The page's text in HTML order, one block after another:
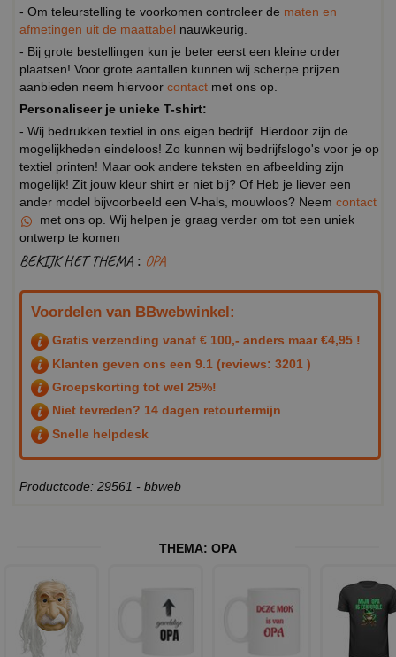
- Om teleurstelling te voorkomen controleer de maten en
afmetingen uit de maattabel nauwkeurig.
- Bij grote bestellingen kun je beter eerst een kleine order
plaatsen! Voor grote aantallen kunnen wij scherpe prijzen
aanbieden neem hiervoor contact met ons op.
Personaliseer je unieke T-shirt:
- Wij bedrukken textiel in ons eigen bedrijf. Hierdoor zijn de
mogelijkheden eindeloos! Zo kunnen wij bedrijfslogo's voor je op
textiel printen! Maar ook andere teksten en afbeelding zijn
mogelijk! Zit jouw kleur shirt er niet bij? Of Heb je liever een
ander model bijvoorbeeld een V-hals, mouwloos? Neem contact
met ons op. Wij helpen je graag verder om tot een uniek
ontwerp te komen
BEKIJK HET THEMA : OPA
Voordelen van BBwebwinkel:
Gratis verzending vanaf € 100,- anders maar €4,95 !
Klanten geven ons een 9.1 (reviews: 3201 )
Groepskorting tot wel 25%!
Niet tevreden? 14 dagen retourtermijn
Snelle helpdesk
Productcode: 29561 - bbweb
THEMA: OPA